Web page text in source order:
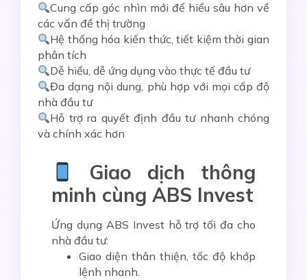
Cung cấp góc nhìn mới để hiểu sâu hơn về
các vấn đề thị trường
Hệ thống hóa kiến thức, tiết kiệm thời gian
phân tích
Dễ hiểu, dễ ứng dụng vào thực tế đầu tư
Đa dạng nội dung, phù hợp với mọi cấp độ
nhà đầu tư
Hỗ trợ ra quyết định đầu tư nhanh chóng
và chính xác hơn
Giao dịch thông
minh cùng ABS Invest
Ứng dụng ABS Investhỗ trợ tối đa cho
nhà đầu tư:
Giao diện thân thiện, tốc độ khớp
lệnh nhanh.